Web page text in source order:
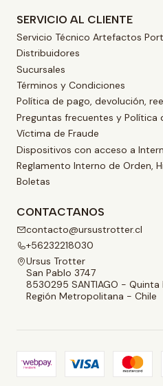
SERVICIO AL CLIENTE
Servicio Técnico Artefactos
Distribuidores
Sucursales
Términos y Condiciones
Política de pago, devolución,
Preguntas frecuentes y Política
Víctima de Fraude
Dispositivos con acceso a
Reglamento Interno de Orden,
Boletas
CONTACTANOS
contacto@ursustrotter.cl
+56232218030
Ursus Trotter
San Pablo 3747
8530295 SANTIAGO - Quinta
Región Metropolitana - Chile